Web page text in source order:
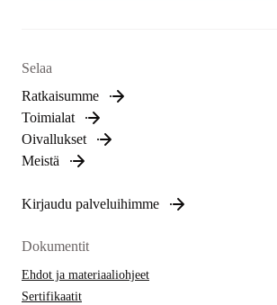
Selaa
Ratkaisumme
Toimialat
Oivallukset
Meistä
Kirjaudu palveluihimme
Dokumentit
Ehdot ja materiaaliohjeet
Sertifikaatit